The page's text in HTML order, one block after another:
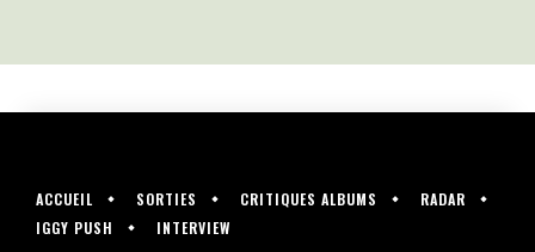
ACCUEIL SORTIES CRITIQUES ALBUMS
RADAR
IGGY PUSH
INTERVIEW